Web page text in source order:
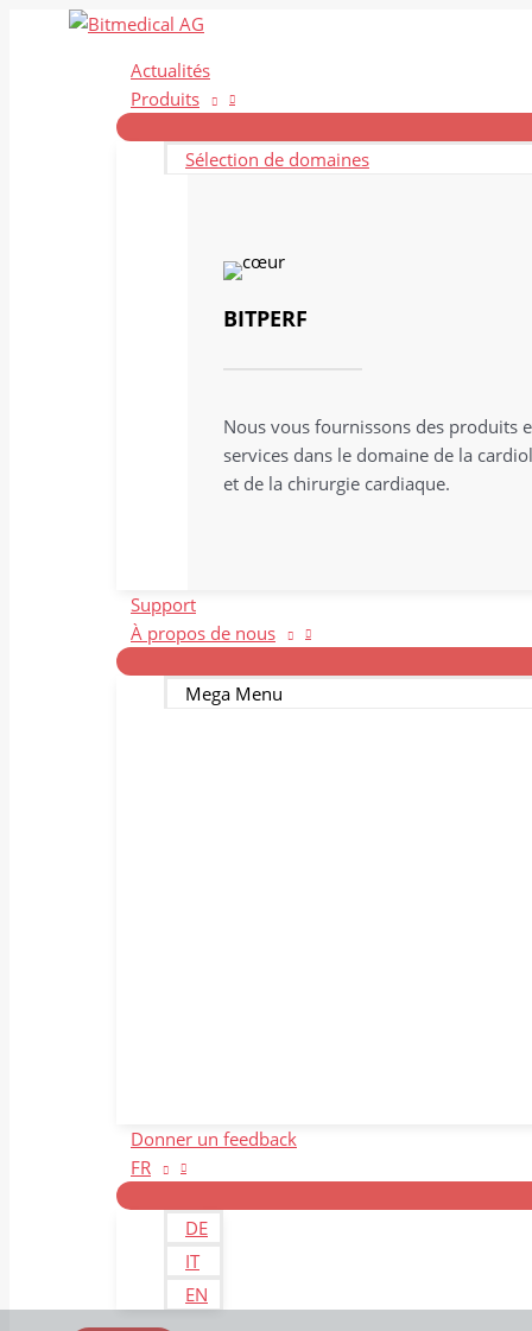
Actualités
Produits
Sélection de domaines
BITPERF
Nous vous fournissons des produits
services dans le domaine de la
et de la chirurgie cardiaque.
Support
À propos de nous
Mega Menu
Donner un feedback
FR
DE
IT
EN